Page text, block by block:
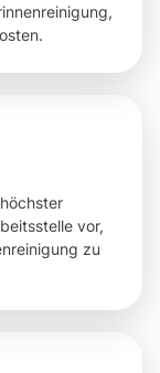
vor,
zu